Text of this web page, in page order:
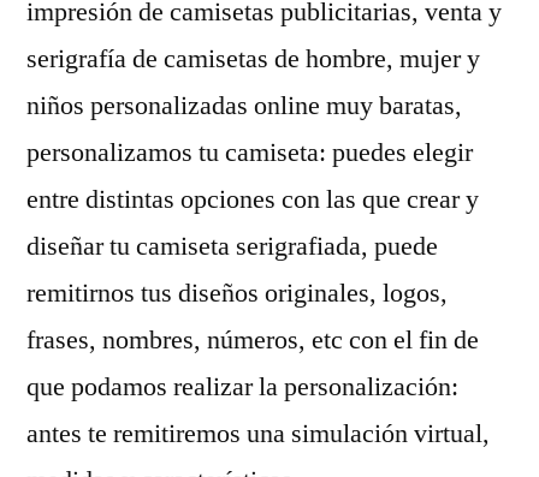
impresión de camisetas publicitarias, venta y
serigrafía de camisetas de hombre, mujer y
niños personalizadas online muy baratas,
personalizamos tu camiseta: puedes elegir
entre distintas opciones con las que crear y
diseñar tu camiseta serigrafiada, puede
remitirnos tus diseños originales, logos,
frases, nombres, números, etc con el fin de
que podamos realizar la personalización:
antes te remitiremos una simulación virtual,